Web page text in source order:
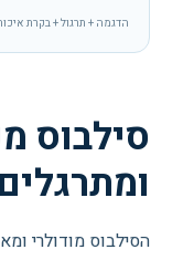
הדגמה + תרגול + בקרת
סילבוס
הסילבוס מודולרי